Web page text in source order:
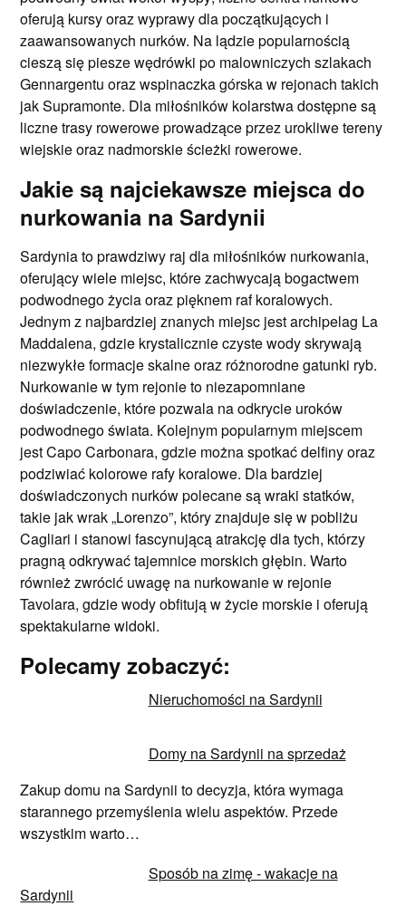
oferują kursy oraz wyprawy dla początkujących i
zaawansowanych nurków. Na lądzie popularnością
cieszą się piesze wędrówki po malowniczych szlakach
Gennargentu oraz wspinaczka górska w rejonach takich
jak Supramonte. Dla miłośników kolarstwa dostępne są
liczne trasy rowerowe prowadzące przez urokliwe tereny
wiejskie oraz nadmorskie ścieżki rowerowe.
Jakie są najciekawsze miejsca do
nurkowania na Sardynii
Sardynia to prawdziwy raj dla miłośników nurkowania,
oferujący wiele miejsc, które zachwycają bogactwem
podwodnego życia oraz pięknem raf koralowych.
Jednym z najbardziej znanych miejsc jest archipelag La
Maddalena, gdzie krystalicznie czyste wody skrywają
niezwykłe formacje skalne oraz różnorodne gatunki ryb.
Nurkowanie w tym rejonie to niezapomniane
doświadczenie, które pozwala na odkrycie uroków
podwodnego świata. Kolejnym popularnym miejscem
jest Capo Carbonara, gdzie można spotkać delfiny oraz
podziwiać kolorowe rafy koralowe. Dla bardziej
doświadczonych nurków polecane są wraki statków,
takie jak wrak „Lorenzo”, który znajduje się w pobliżu
Cagliari i stanowi fascynującą atrakcję dla tych, którzy
pragną odkrywać tajemnice morskich głębin. Warto
również zwrócić uwagę na nurkowanie w rejonie
Tavolara, gdzie wody obfitują w życie morskie i oferują
spektakularne widoki.
Polecamy zobaczyć:
Nieruchomości na Sardynii
Domy na Sardynii na sprzedaż
Zakup domu na Sardynii to decyzja, która wymaga
starannego przemyślenia wielu aspektów. Przede
wszystkim warto…
Sposób na zimę - wakacje na
Sardynii